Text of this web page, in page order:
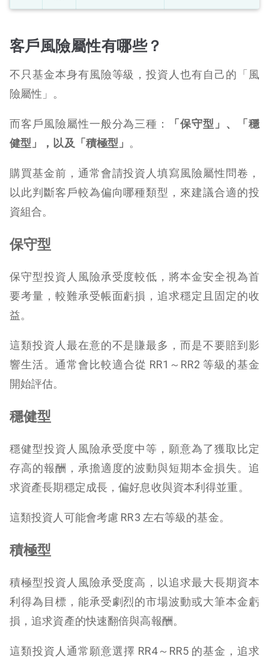
客戶風險屬性有哪些？
不只基金本身有風險等級，投資人也有自己的「風
險屬性」。
而客戶風險屬性一般分為三種：
「保守型」、「穩
健型」，以及「積極型」 。
購買基金前，通常會請投資人填寫風險屬性問卷，
以此判斷客戶較為偏向哪種類型，來建議合適的投
資組合。
保守型
保守型投資人風險承受度較低，將本金安全視為首
要考量，較難承受帳面虧損，追求穩定且固定的收
益。
這類投資人最在意的不是賺最多，而是不要賠到影
響生活。通常會比較適合從 RR1～RR2 等級的基金
開始評估。
穩健型
穩健型投資人風險承受度中等，願意為了獲取比定
存高的報酬，承擔適度的波動與短期本金損失。追
求資產長期穩定成長，偏好息收與資本利得並重。
這類投資人可能會考慮 RR3 左右等級的基金。
積極型
積極型投資人風險承受度高，以追求最大長期資本
利得為目標，能承受劇烈的市場波動或大筆本金虧
損，追求資產的快速翻倍與高報酬。
這類投資人通常願意選擇 RR4～RR5 的基金，追求